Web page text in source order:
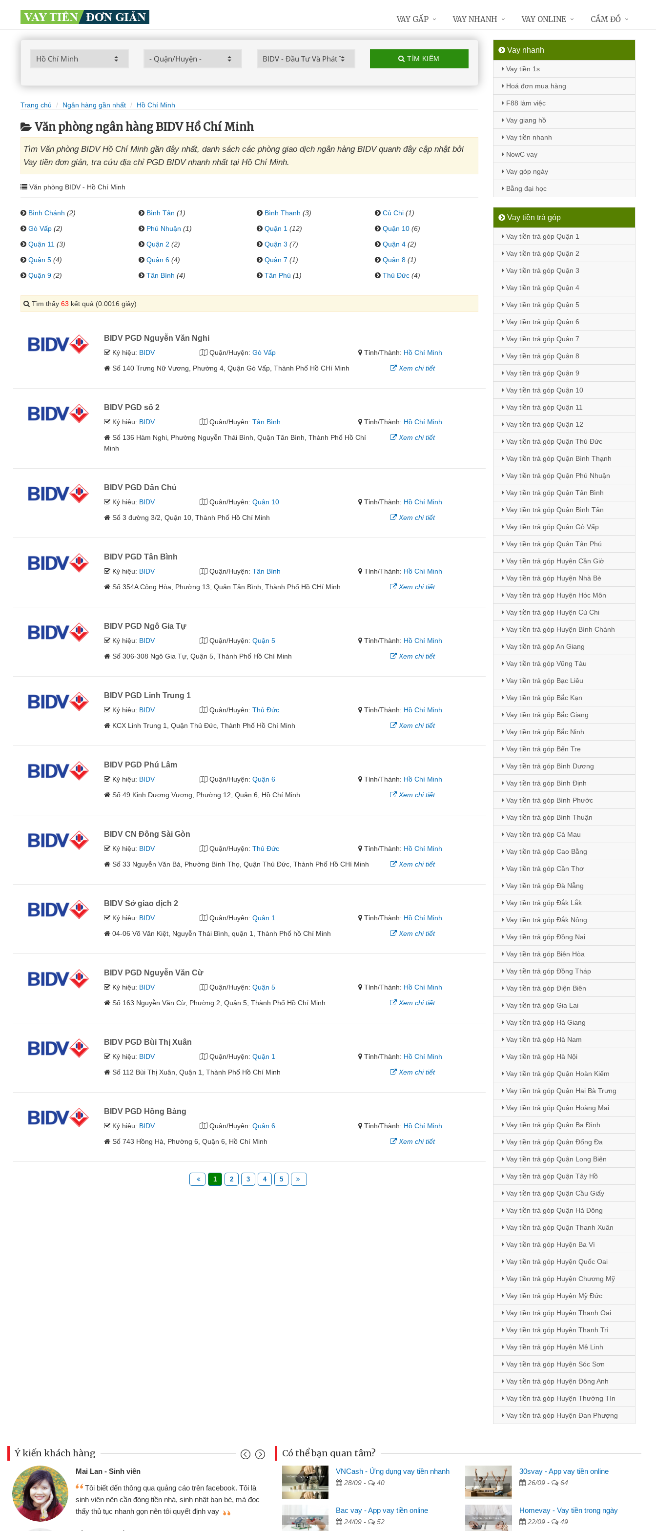
TÌM KIẾM
Trang chủ Ngân hàng gần nhất Hồ Chí Minh
Văn phòng ngân hàng BIDV Hồ Chí Minh
Tìm Văn phòng BIDV Hồ Chí Minh gần đây nhất, danh sách các phòng giao dịch ngân hàng BIDV quanh đây cập nhật bởi
Vay tiền đơn giản, tra cứu địa chỉ PGD BIDV nhanh nhất tại Hồ Chí Minh.
Văn phòng BIDV - Hồ Chí Minh
Bình Chánh (2) Bình Tân (1) Bình Thạnh (3) Củ Chi (1)
Gò Vấp (2) Phú Nhuận (1) Quận 1 (12) Quận 10 (6)
Quận 11 (3) Quận 2 (2) Quận 3 (7) Quận 4 (2)
Quận 5 (4) Quận 6 (4) Quận 7 (1) Quận 8 (1)
Quận 9 (2) Tân Bình (4) Tân Phú (1) Thủ Đức (4)
Tìm thấy 63 kết quả (0.0016 giây)
BIDV PGD Nguyễn Văn Nghi
Ký hiệu: BIDV Quận/Huyện: Gò Vấp Tỉnh/Thành: Hồ Chí Minh
Số 140 Trưng Nữ Vương, Phường 4, Quận Gò Vấp, Thành Phố Hồ CHí Minh
Xem chi tiết
BIDV PGD số 2
Ký hiệu: BIDV Quận/Huyện: Tân Bình Tỉnh/Thành: Hồ Chí Minh
Số 136 Hàm Nghi, Phường Nguyễn Thái Bình, Quận Tân Bình, Thành Phố Hồ Chí
Minh
Xem chi tiết
BIDV PGD Dân Chủ
Ký hiệu: BIDV Quận/Huyện: Quận 10 Tỉnh/Thành: Hồ Chí Minh
Số 3 đường 3/2, Quận 10, Thành Phố Hồ Chí Minh
Xem chi tiết
BIDV PGD Tân Bình
Ký hiệu: BIDV Quận/Huyện: Tân Bình Tỉnh/Thành: Hồ Chí Minh
Số 354A Cộng Hòa, Phường 13, Quận Tân Bình, Thành Phố Hồ CHí Minh
Xem chi tiết
BIDV PGD Ngô Gia Tự
Ký hiệu: BIDV Quận/Huyện: Quận 5 Tỉnh/Thành: Hồ Chí Minh
Số 306-308 Ngô Gia Tự, Quận 5, Thành Phố Hồ Chí Minh
Xem chi tiết
BIDV PGD Linh Trung 1
Ký hiệu: BIDV Quận/Huyện: Thủ Đức Tỉnh/Thành: Hồ Chí Minh
KCX Linh Trung 1, Quận Thủ Đức, Thành Phố Hồ Chí Minh
Xem chi tiết
BIDV PGD Phú Lâm
Ký hiệu: BIDV Quận/Huyện: Quận 6 Tỉnh/Thành: Hồ Chí Minh
Số 49 Kinh Dương Vương, Phường 12, Quận 6, Hồ Chí Minh
Xem chi tiết
BIDV CN Đông Sài Gòn
Ký hiệu: BIDV Quận/Huyện: Thủ Đức Tỉnh/Thành: Hồ Chí Minh
Số 33 Nguyễn Văn Bá, Phường Bình Thọ, Quận Thủ Đức, Thành Phố Hồ CHí Minh
Xem chi tiết
BIDV Sở giao dịch 2
Ký hiệu: BIDV Quận/Huyện: Quận 1 Tỉnh/Thành: Hồ Chí Minh
04-06 Võ Văn Kiệt, Nguyễn Thái Bình, quận 1, Thành Phố hồ Chí Minh
Xem chi tiết
BIDV PGD Nguyễn Văn Cừ
Ký hiệu: BIDV Quận/Huyện: Quận 5 Tỉnh/Thành: Hồ Chí Minh
Số 163 Nguyễn Văn Cừ, Phường 2, Quận 5, Thành Phố Hồ Chí Minh
Xem chi tiết
BIDV PGD Bùi Thị Xuân
Ký hiệu: BIDV Quận/Huyện: Quận 1 Tỉnh/Thành: Hồ Chí Minh
Số 112 Bùi Thị Xuân, Quận 1, Thành Phố Hồ Chí Minh
Xem chi tiết
BIDV PGD Hồng Bàng
Ký hiệu: BIDV Quận/Huyện: Quận 6 Tỉnh/Thành: Hồ Chí Minh
Số 743 Hồng Hà, Phường 6, Quận 6, Hồ Chí Minh
Xem chi tiết
1 2 3 4 5
Vay nhanh
Vay tiền 1s
Hoá đơn mua hàng
F88 làm việc
Vay giang hồ
Vay tiền nhanh
NowC vay
Vay góp ngày
Bằng đại học
Vay tiền trả góp
Vay tiền trả góp Quận 1
Vay tiền trả góp Quận 2
Vay tiền trả góp Quận 3
Vay tiền trả góp Quận 4
Vay tiền trả góp Quận 5
Vay tiền trả góp Quận 6
Vay tiền trả góp Quận 7
Vay tiền trả góp Quận 8
Vay tiền trả góp Quận 9
Vay tiền trả góp Quận 10
Vay tiền trả góp Quận 11
Vay tiền trả góp Quận 12
Vay tiền trả góp Quận Thủ Đức
Vay tiền trả góp Quận Bình Thạnh
Vay tiền trả góp Quận Phú Nhuận
Vay tiền trả góp Quận Tân Bình
Vay tiền trả góp Quận Bình Tân
Vay tiền trả góp Quận Gò Vấp
Vay tiền trả góp Quận Tân Phú
Vay tiền trả góp Huyện Cần Giờ
Vay tiền trả góp Huyện Nhà Bè
Vay tiền trả góp Huyện Hóc Môn
Vay tiền trả góp Huyện Củ Chi
Vay tiền trả góp Huyện Bình Chánh
Vay tiền trả góp An Giang
Vay tiền trả góp Vũng Tàu
Vay tiền trả góp Bạc Liêu
Vay tiền trả góp Bắc Kạn
Vay tiền trả góp Bắc Giang
Vay tiền trả góp Bắc Ninh
Vay tiền trả góp Bến Tre
Vay tiền trả góp Bình Dương
Vay tiền trả góp Bình Định
Vay tiền trả góp Bình Phước
Vay tiền trả góp Bình Thuận
Vay tiền trả góp Cà Mau
Vay tiền trả góp Cao Bằng
Vay tiền trả góp Cần Thơ
Vay tiền trả góp Đà Nẵng
Vay tiền trả góp Đắk Lắk
Vay tiền trả góp Đắk Nông
Vay tiền trả góp Đồng Nai
Vay tiền trả góp Biên Hòa
Vay tiền trả góp Đồng Tháp
Vay tiền trả góp Điện Biên
Vay tiền trả góp Gia Lai
Vay tiền trả góp Hà Giang
Vay tiền trả góp Hà Nam
Vay tiền trả góp Hà Nội
Vay tiền trả góp Quận Hoàn Kiếm
Vay tiền trả góp Quận Hai Bà Trưng
Vay tiền trả góp Quận Hoàng Mai
Vay tiền trả góp Quận Ba Đình
Vay tiền trả góp Quận Đống Đa
Vay tiền trả góp Quận Long Biên
Vay tiền trả góp Quận Tây Hồ
Vay tiền trả góp Quận Cầu Giấy
Vay tiền trả góp Quận Hà Đông
Vay tiền trả góp Quận Thanh Xuân
Vay tiền trả góp Huyện Ba Vì
Vay tiền trả góp Huyện Quốc Oai
Vay tiền trả góp Huyện Chương Mỹ
Vay tiền trả góp Huyện Mỹ Đức
Vay tiền trả góp Huyện Thanh Oai
Vay tiền trả góp Huyện Thanh Trì
Vay tiền trả góp Huyện Mê Linh
Vay tiền trả góp Huyện Sóc Sơn
Vay tiền trả góp Huyện Đông Anh
Vay tiền trả góp Huyện Thường Tín
Vay tiền trả góp Huyện Đan Phượng
VAY GẤP VAY NHANH VAY ONLINE CẦM ĐỒ
Ý kiến khách hàng
Trang Nguyễn
Các trang web cho vay tiền online sử dụng thân thiện,
dễ hiểu.Tôi rất thích bởi vì thời gian giải ngân nhanh chóng
tất cả đều thực hiện Online. Ngoài ra lãi suất rất tốt
Đoàn Hữu Cảnh
Mình cần tiền gấp nên định cầm cố chiếc xe wave
nhưng thật may đã có gói vay tiền bằng CMND online
không cần gặp mặt nên rất tiện lợi, sẽ giới thiệu cho bạn
bè biết
Mai Lan - Sinh viên
Tôi biết đến thông qua quảng
thấy thủ tục nhanh gọn nên tôi
Có thể bạn quan tâm?
VNCash - Ứng dụng vay tiền nhanh
28/09 - 40
30svay - App vay tiền online
26/09 - 64
Bac vay - App vay tiền online
24/09 - 52
Homevay - Vay tiền trong ngày
22/09 - 49